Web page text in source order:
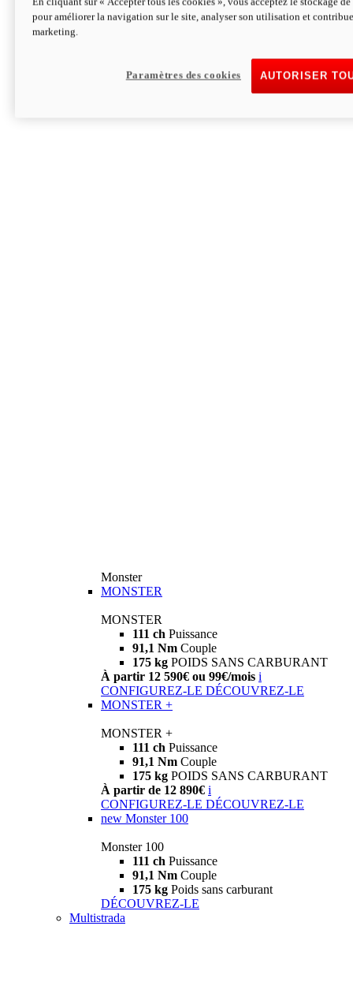
Hypermotard V2 SP 100
Découvrez-le
Monster
MONSTER
MONSTER
111 ch Puissance
91,1 Nm Couple
175 kg POIDS SANS CARBURANT
À partir 12 590€ ou 99€/mois i
CONFIGUREZ-LE DÉCOUVREZ-LE
MONSTER +
MONSTER +
111 ch Puissance
91,1 Nm Couple
175 kg POIDS SANS CARBURANT
À partir de 12 890€ i
CONFIGUREZ-LE DÉCOUVREZ-LE
new Monster 100
Monster 100
111 ch Puissance
91,1 Nm Couple
175 kg Poids sans carburant
DÉCOUVREZ-LE
Multistrada
pour améliorer la navigation sur le site, analyser son utilisation et
marketing.
AUTORISER
Paramètres des cookies